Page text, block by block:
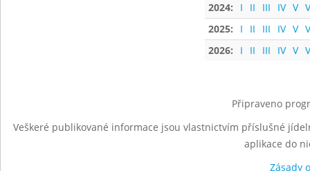
2024:
I II III IV V
2025:
I II III IV V
2026:
I II III IV V
Připraveno
Veškeré publikované informace jsou vlastnictvím příslušné
aplikace do
Zásady